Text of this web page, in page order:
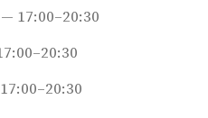
17:00–20:30